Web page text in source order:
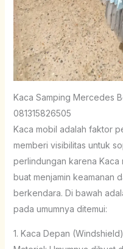
Kaca Samping Mercedes
081315826505
Kaca mobil adalah faktor
memberi visibilitas untuk
perlindungan karena Kaca
buat menjamin keamanan
berkendara. Di bawah
pada umumnya ditemui:
1. Kaca Depan (Windshield)